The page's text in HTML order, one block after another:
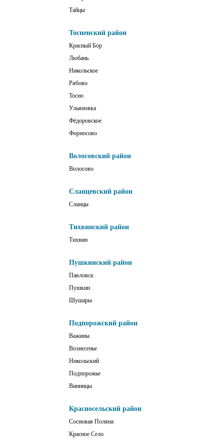
Тайцы
Тосненский район
Красный Бор
Любань
Никольское
Рябово
Тосно
Ульяновка
Фёдоровское
Форносово
Волосовский район
Волосово
Сланцевский район
Сланцы
Тихвинский район
Тихвин
Пушкинский район
Павловск
Пушкин
Шушары
Подпорожский район
Важины
Вознесенье
Никольский
Подпорожье
Винницы
Красносельский район
Сосновая Поляна
Красное Село